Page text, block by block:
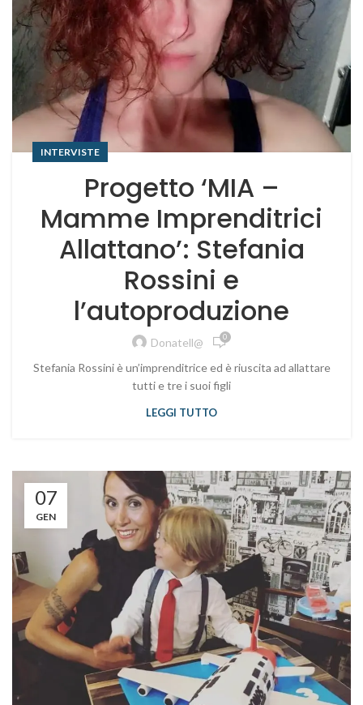
INTERVISTE
Progetto ‘MIA –
Mamme Imprenditrici
Allattano’: Stefania
Rossini e
l’autoproduzione
Donatell@ 0
Stefania Rossini è un’imprenditrice ed è riuscita ad allattare
tutti e tre i suoi figli
LEGGI TUTTO
07
GEN